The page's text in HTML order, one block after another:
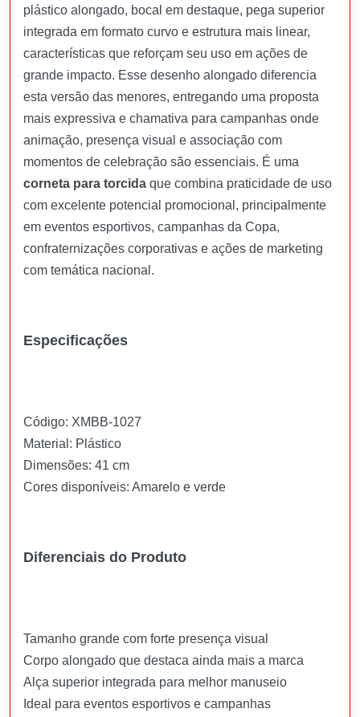
plástico alongado, bocal em destaque, pega superior
integrada em formato curvo e estrutura mais linear,
características que reforçam seu uso em ações de
grande impacto. Esse desenho alongado diferencia
esta versão das menores, entregando uma proposta
mais expressiva e chamativa para campanhas onde
animação, presença visual e associação com
momentos de celebração são essenciais. É uma
corneta para torcida que combina praticidade de uso
com excelente potencial promocional, principalmente
em eventos esportivos, campanhas da Copa,
confraternizações corporativas e ações de marketing
com temática nacional.
Especificações
Código: XMBB-1027
Material: Plástico
Dimensões: 41 cm
Cores disponíveis: Amarelo e verde
Diferenciais do Produto
Tamanho grande com forte presença visual
Corpo alongado que destaca ainda mais a marca
Alça superior integrada para melhor manuseio
Ideal para eventos esportivos e campanhas